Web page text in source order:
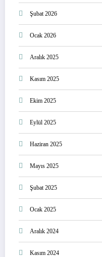
Şubat 2026
Ocak 2026
Aralık 2025
Kasım 2025
Ekim 2025
Eylül 2025
Haziran 2025
Mayıs 2025
Şubat 2025
Ocak 2025
Aralık 2024
Kasım 2024